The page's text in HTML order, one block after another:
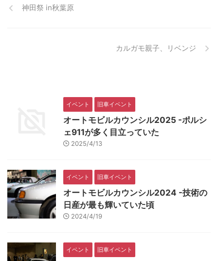
神田祭 in秋葉原
カルガモ親子、リベンジ
イベント 旧車イベント
オートモビルカウンシル2025 -ポルシ
ェ911が多く目立っていた
2025/4/13
イベント 旧車イベント
オートモビルカウンシル2024 -技術の
日産が最も輝いていた頃
2024/4/19
イベント 旧車イベント